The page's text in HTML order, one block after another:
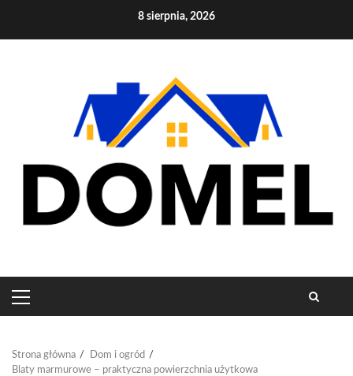
8 sierpnia, 2026
PRIMARY
MENU
Strona główna
Dom i ogród
Blaty marmurowe – praktyczna powierzchnia użytkowa